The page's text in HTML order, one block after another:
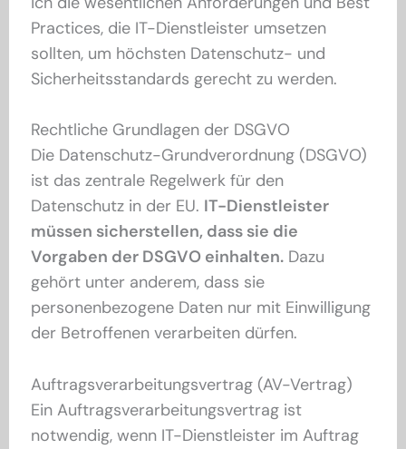
Practices, die IT-Dienstleister umsetzen
sollten, um höchsten Datenschutz- und
Sicherheitsstandards gerecht zu werden.
Rechtliche Grundlagen der DSGVO
Die Datenschutz-Grundverordnung (DSGVO)
ist das zentrale Regelwerk für den
Datenschutz in der EU. IT-Dienstleister
müssen sicherstellen, dass sie die
Vorgaben der DSGVO einhalten.Dazu
gehört unter anderem, dass sie
personenbezogene Daten nur mit Einwilligung
der Betroffenen verarbeiten dürfen.
Auftragsverarbeitungsvertrag (AV-Vertrag)
Ein Auftragsverarbeitungsvertrag ist
notwendig, wenn IT-Dienstleister im Auftrag